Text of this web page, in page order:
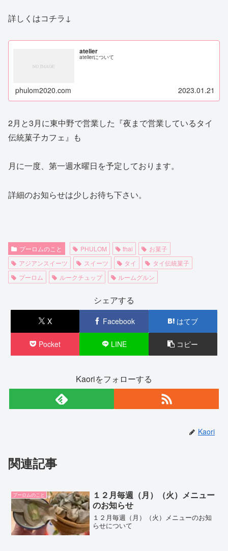
詳しくはコチラ↓
atelier
atelierについて
phulom2020.com 2023.01.21
2月と3月に東中野で営業した『夜まで営業しているタイ
伝統菓子カフェ』も
月に一度、第一週水曜日を予定しております。
詳細のお知らせは少しお待ち下さい。
プーロムのこと PHULOM thai
お菓子
アジアンスイーツ
スイーツ タイ
タイ伝統菓子
プーロム
ルークチュップ ルームグルン
シェアする
X Facebook はてブ
Pocket LINE コピー
Kaoriをフォローする
Kaori
関連記事
プーロムのこと
１２月毎週（月）（火）メニュー
のお知らせ
１２月毎週（月）（火）メニューのお知
らせについて